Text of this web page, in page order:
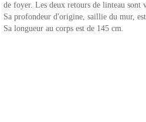
de foyer. Les deux retours de linteau sont
Sa profondeur d'origine, saillie du mur,
Sa longueur au corps est de 145 cm.